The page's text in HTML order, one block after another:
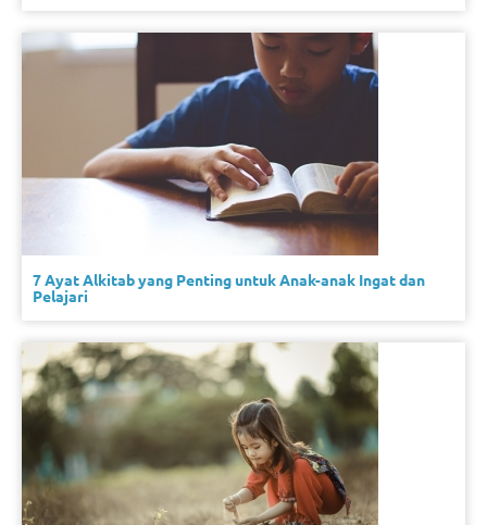
7 Ayat Alkitab yang Penting untuk Anak-anak Ingat dan
Pelajari